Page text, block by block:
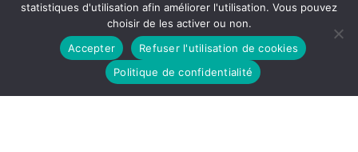
FORUM PRÉPARER ET BIEN VIVRE SA RETRAITE
SOIRÉE DE GALA – CÉLÉBRONS LE VIVRE ENSEMBLE
statistiques d'utilisation afin améliorer l'utilisation. Vous pouvez
choisir de les activer ou non.
Accepter
Refuser l'utilisation de cookies
Politique de confidentialité